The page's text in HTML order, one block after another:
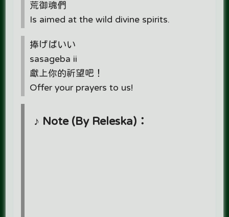
荒御魂們
Is aimed at the wild divine spirits.
捧げばいい
sasageba ii
獻上你的祈望吧！
Offer your prayers to us!
♪ Note (By Releska)：